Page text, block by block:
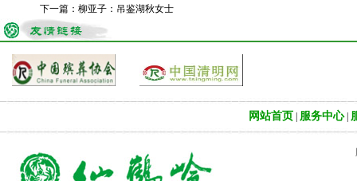
下一篇： 柳亚子：吊鉴湖秋女士
网站首页 服务中心|